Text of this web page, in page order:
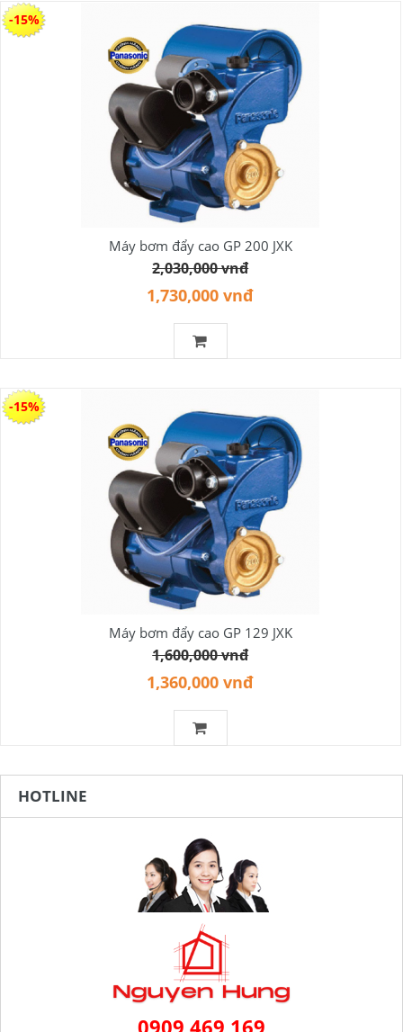
Máy bơm đẩy cao GP 200 JXK
2,030,000 vnđ
1,730,000 vnđ
-15%
Máy bơm đẩy cao GP 129 JXK
1,600,000 vnđ
1,360,000 vnđ
-15%
HOTLINE
0909 469 169